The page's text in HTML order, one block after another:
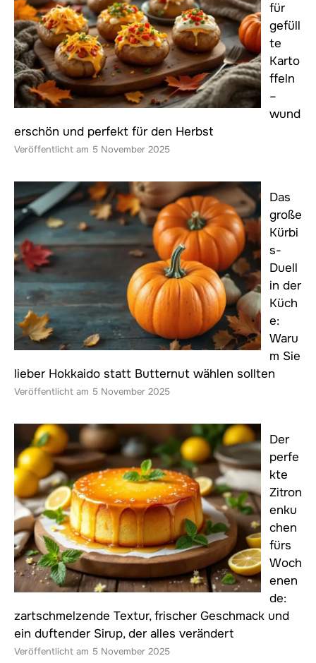
für
gefüll
te
Karto
ffeln
–
wund
erschön und perfekt für den Herbst
5 November 2025
Das
große
Kürbi
s-
Duell
in der
Küch
e:
Waru
m Sie
lieber Hokkaido statt Butternut wählen sollten
5 November 2025
Der
perfe
kte
Zitron
enku
chen
fürs
Woch
enen
de:
zartschmelzende Textur, frischer Geschmack und
ein duftender Sirup, der alles verändert
5 November 2025